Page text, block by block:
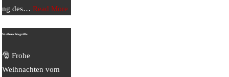
ng des… Read More
Weihnachtsgrüße
🎅 Frohe
Weihnachten vom